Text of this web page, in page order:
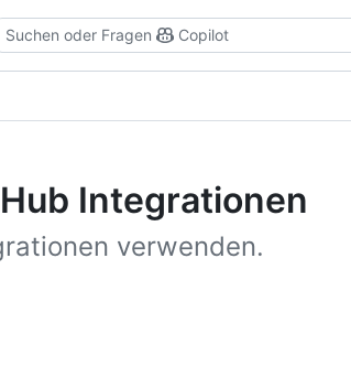
Suchen oder Fragen Copilot
Integrationen
verwenden.